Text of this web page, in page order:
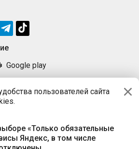
пользователей сайта
«Только обязательные
Яндекс, в том числе
Google play
ООО «ПРАЦА БАЙ»
220114, г. Минск, пр-т Независимости